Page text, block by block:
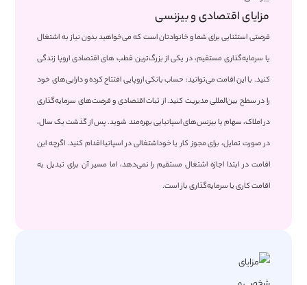
مزایای اقتصادی و بیزنسی
فرصتی استثنایی برای شما و خانوادتان است که می‌خواهید بدون نیاز به اشتغال
یا سرمایه‌گذاری مستقیم، در یکی از بزرگ‌ترین قطب های اقتصادی اروپا زندگی
کنید. با این اقامت می‌توانید: حساب بانکی اروپایی افتتاح کرده و دارایی‌های خود
را در سطح بین‌المللی مدیریت کنید. از ثبات اقتصادی و فرصت‌های سرمایه‌گذاری
در املاک، سهام یا بیزنس‌های اسپانیایی بهره‌مند شوید. پس از گذشت یک سال،
در صورت تمایل، برای مجوز کار یا خوداشتغالی در اسپانیا اقدام کنید. اگرچه این
اقامت در ابتدا اجازه اشتغال مستقیم را نمی‌دهد، اما مسیر آن برای تبدیل به
اقامت کاری یا سرمایه‌گذاری باز است.